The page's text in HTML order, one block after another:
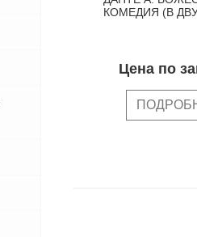
КОМЕДИЯ (В
Цена по